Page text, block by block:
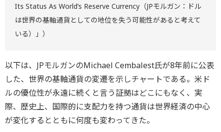
Its Status As World’s Reserve Currency（JPモルガン：ドル
は世界の基軸通貨としての地位を失う可能性があると考えて
いる）」）
以下は、JPモルガンのMichael Cembalest氏が8年前に公表
した、世界の基軸通貨の変遷を示しチャートである。米ド
ルの優位性が永遠に続くと言う証拠はどこにもなく、実
際、歴史上、国際的に支配力を持つ通貨は世界経済の中心
が変化するとともに何度も変わってきた。